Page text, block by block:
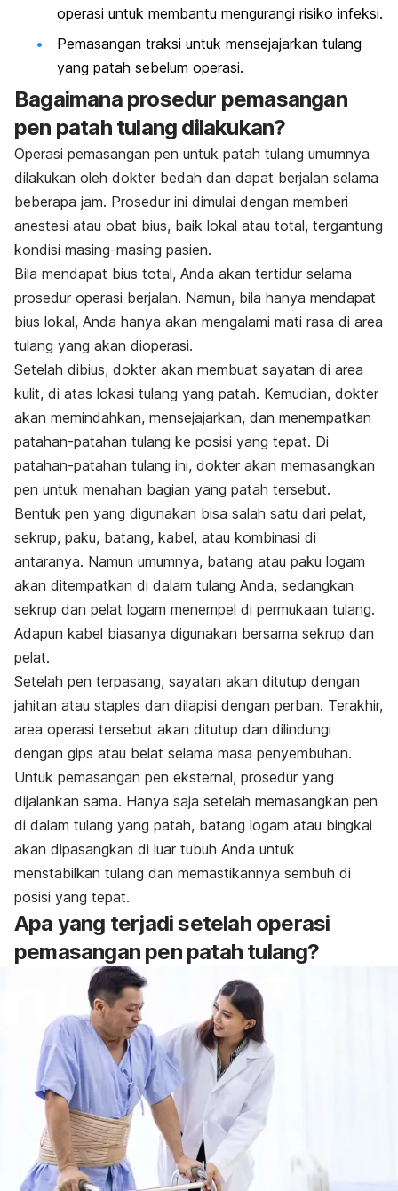
operasi untuk membantu mengurangi risiko infeksi.
Pemasangan traksi untuk mensejajarkan tulang
yang patah sebelum operasi.
Bagaimana prosedur pemasangan
pen patah tulang dilakukan?
Operasi pemasangan pen untuk patah tulang umumnya
dilakukan oleh dokter bedah dan dapat berjalan selama
beberapa jam. Prosedur ini dimulai dengan memberi
anestesi atau obat bius, baik lokal atau total, tergantung
kondisi masing-masing pasien.
Bila mendapat bius total, Anda akan tertidur selama
prosedur operasi berjalan. Namun, bila hanya mendapat
bius lokal, Anda hanya akan mengalami mati rasa di area
tulang yang akan dioperasi.
Setelah dibius, dokter akan membuat sayatan di area
kulit, di atas lokasi tulang yang patah. Kemudian, dokter
akan memindahkan, mensejajarkan, dan menempatkan
patahan-patahan tulang ke posisi yang tepat. Di
patahan-patahan tulang ini, dokter akan memasangkan
pen untuk menahan bagian yang patah tersebut.
Bentuk pen yang digunakan bisa salah satu dari pelat,
sekrup, paku, batang, kabel, atau kombinasi di
antaranya. Namun umumnya, batang atau paku logam
akan ditempatkan di dalam tulang Anda, sedangkan
sekrup dan pelat logam menempel di permukaan tulang.
Adapun kabel biasanya digunakan bersama sekrup dan
pelat.
Setelah pen terpasang, sayatan akan ditutup dengan
jahitan atau staples dan dilapisi dengan perban. Terakhir,
area operasi tersebut akan ditutup dan dilindungi
dengan gips atau belat selama masa penyembuhan.
Untuk pemasangan pen eksternal, prosedur yang
dijalankan sama. Hanya saja setelah memasangkan pen
di dalam tulang yang patah, batang logam atau bingkai
akan dipasangkan di luar tubuh Anda untuk
menstabilkan tulang dan memastikannya sembuh di
posisi yang tepat.
Apa yang terjadi setelah operasi
pemasangan pen patah tulang?